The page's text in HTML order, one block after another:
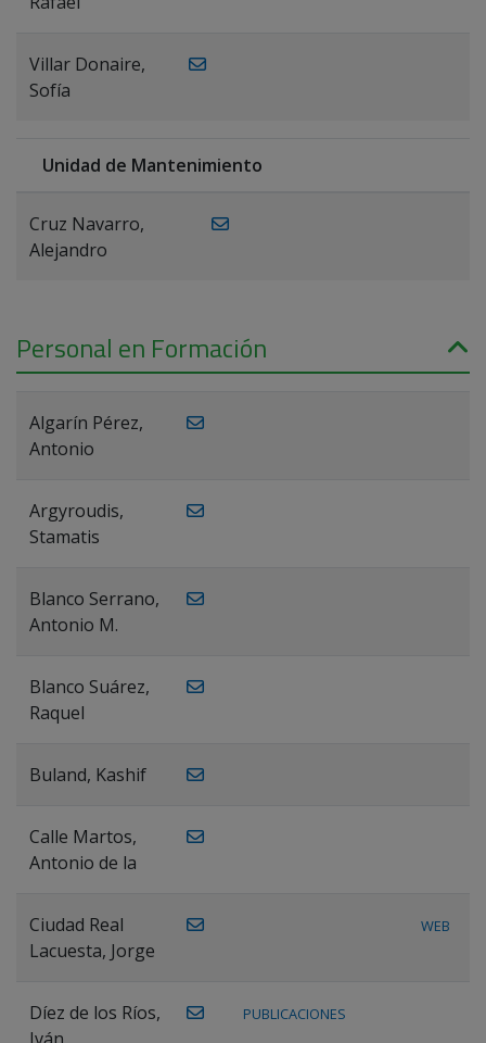
Villar Donaire,
Sofía
Unidad de Mantenimiento
Cruz Navarro,
Alejandro
Personal en Formación
Algarín Pérez,
Antonio
Argyroudis,
Stamatis
Blanco Serrano,
Antonio M.
Blanco Suárez,
Raquel
Buland, Kashif
Calle Martos,
Antonio de la
Ciudad Real
Lacuesta, Jorge
WEB
Díez de los Ríos,
PUBLICACIONES